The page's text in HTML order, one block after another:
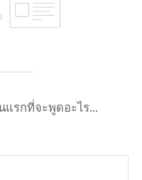
รกที่จะพูดอะไร...